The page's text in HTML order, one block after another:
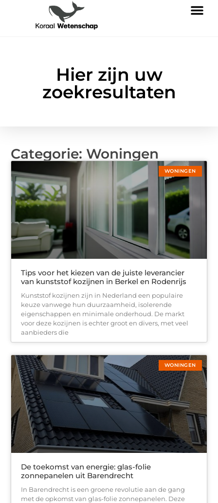
Hier zijn uw
zoekresultaten
Categorie: Woningen
WONINGEN
Tips voor het kiezen van de juiste leverancier
van kunststof kozijnen in Berkel en Rodenrijs
Kunststof kozijnen zijn in Nederland een populaire
keuze vanwege hun duurzaamheid, isolerende
eigenschappen en minimale onderhoud. De markt
voor deze kozijnen is echter groot en divers, met veel
aanbieders die
WONINGEN
De toekomst van energie: glas-folie
zonnepanelen uit Barendrecht
In Barendrecht is een groene revolutie aan de gang
met de opkomst van glas-folie zonnepanelen. Deze